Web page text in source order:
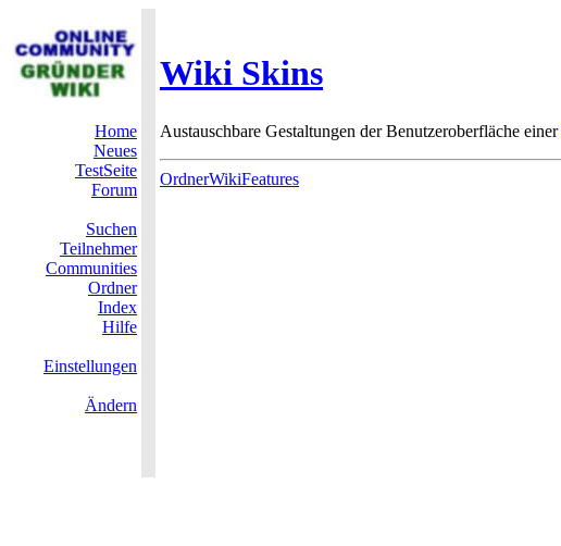
Wiki Skins
Home
Neues
TestSeite
Forum
Suchen
Teilnehmer
Communities
Ordner
Index
Hilfe
Einstellungen
Ändern
Austauschbare Gestaltungen der Benutzeroberfläche einer
OrdnerWikiFeatures